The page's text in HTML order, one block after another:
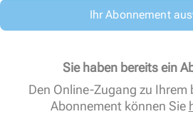
Ihr Abonnement
Sie haben bereits ein
Den Online-Zugang zu Ihrem
Abonnement können Sie